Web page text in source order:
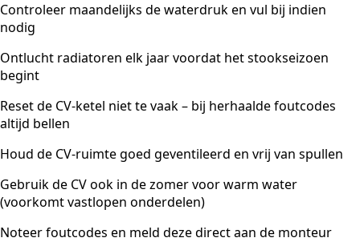
Controleer maandelijks de waterdruk en vul bij indien
nodig
Ontlucht radiatoren elk jaar voordat het stookseizoen
begint
Reset de CV-ketel niet te vaak – bij herhaalde foutcodes
altijd bellen
Houd de CV-ruimte goed geventileerd en vrij van spullen
Gebruik de CV ook in de zomer voor warm water
(voorkomt vastlopen onderdelen)
Noteer foutcodes en meld deze direct aan de monteur